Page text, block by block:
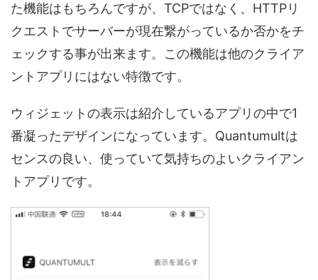
た機能はもちろんですが、TCPではなく、HTTPリ
クエストでサーバーが現在繋がっているか否かをチ
ェックする事が出来ます。この機能は他のクライア
ントアプリにはない特徴です。
ウィジェットの表示は紹介しているアプリの中で1
番凝ったデザインになっています。Quantumultは
センスの良い、使っていて気持ちのよいクライアン
トアプリです。